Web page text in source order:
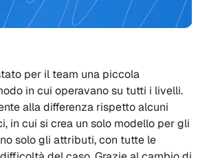
per il team una piccola
in cui operavano su tutti i livelli.
alla differenza rispetto alcuni
in cui si crea un solo modello per gli
solo gli attributi, con tutte le